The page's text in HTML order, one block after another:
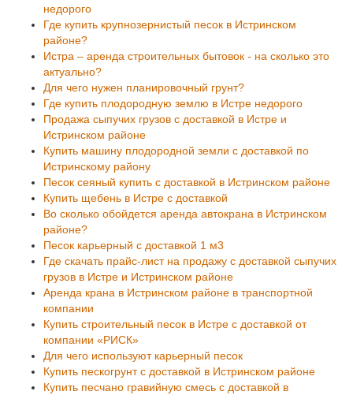
недорого
Где купить крупнозернистый песок в Истринском
районе?
Истра – аренда строительных бытовок - на сколько это
актуально?
Для чего нужен планировочный грунт?
Где купить плодородную землю в Истре недорого
Продажа сыпучих грузов с доставкой в Истре и
Истринском районе
Купить машину плодородной земли с доставкой по
Истринскому району
Песок сеяный купить с доставкой в Истринском районе
Купить щебень в Истре с доставкой
Во сколько обойдется аренда автокрана в Истринском
районе?
Песок карьерный с доставкой 1 м3
Где скачать прайс-лист на продажу с доставкой сыпучих
грузов в Истре и Истринском районе
Аренда крана в Истринском районе в транспортной
компании
Купить строительный песок в Истре с доставкой от
компании «РИСК»
Для чего используют карьерный песок
Купить пескогрунт с доставкой в Истринском районе
Купить песчано гравийную смесь с доставкой в